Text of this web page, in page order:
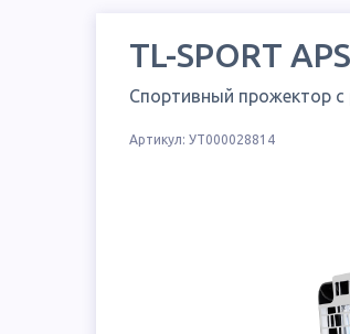
TL-SPORT
Спортивный прожектор с
Артикул: УТ000028814